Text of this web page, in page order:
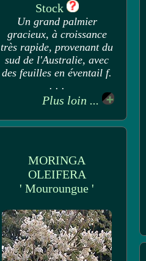
Stock
Un grand palmier
gracieux, à croissance
très rapide, provenant du
sud de l'Australie, avec
des feuilles en éventail f.
. . .
Plus loin ...
MORINGA
OLEIFERA
' Mouroungue '